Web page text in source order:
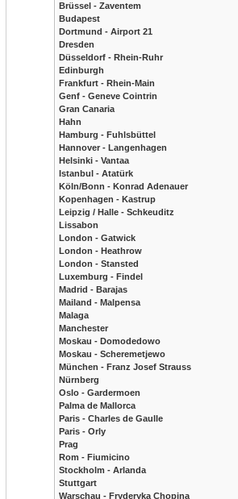
Brüssel - Zaventem
Budapest
Dortmund - Airport 21
Dresden
Düsseldorf - Rhein-Ruhr
Edinburgh
Frankfurt - Rhein-Main
Genf - Geneve Cointrin
Gran Canaria
Hahn
Hamburg - Fuhlsbüttel
Hannover - Langenhagen
Helsinki - Vantaa
Istanbul - Atatürk
Köln/Bonn - Konrad Adenauer
Kopenhagen - Kastrup
Leipzig / Halle - Schkeuditz
Lissabon
London - Gatwick
London - Heathrow
London - Stansted
Luxemburg - Findel
Madrid - Barajas
Mailand - Malpensa
Malaga
Manchester
Moskau - Domodedowo
Moskau - Scheremetjewo
München - Franz Josef Strauss
Nürnberg
Oslo - Gardermoen
Palma de Mallorca
Paris - Charles de Gaulle
Paris - Orly
Prag
Rom - Fiumicino
Stockholm - Arlanda
Stuttgart
Warschau - Fryderyka Chopina